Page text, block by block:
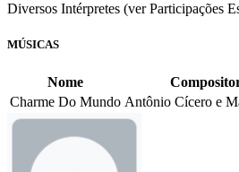
Diversos Intérpretes (ver Participações
MÚSICAS
Nome
Charme Do Mundo Antônio Cícero e